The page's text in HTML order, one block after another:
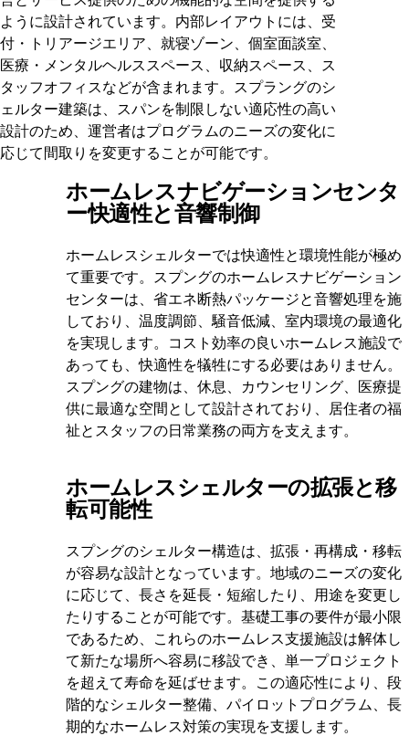
ように設計されています。内部レイアウトには、受
付・トリアージエリア、就寝ゾーン、個室面談室、
医療・メンタルヘルススペース、収納スペース、ス
タッフオフィスなどが含まれます。スプラングのシ
ェルター建築は、スパンを制限しない適応性の高い
設計のため、運営者はプログラムのニーズの変化に
応じて間取りを変更することが可能です。
ホームレスナビゲーションセンタ
ー快適性と音響制御
ホームレスシェルターでは快適性と環境性能が極め
て重要です。スプングのホームレスナビゲーション
センターは、省エネ断熱パッケージと音響処理を施
しており、温度調節、騒音低減、室内環境の最適化
を実現します。コスト効率の良いホームレス施設で
あっても、快適性を犠牲にする必要はありません。
スプングの建物は、休息、カウンセリング、医療提
供に最適な空間として設計されており、居住者の福
祉とスタッフの日常業務の両方を支えます。
ホームレスシェルターの拡張と移
転可能性
スプングのシェルター構造は、拡張・再構成・移転
が容易な設計となっています。地域のニーズの変化
に応じて、長さを延長・短縮したり、用途を変更し
たりすることが可能です。基礎工事の要件が最小限
であるため、これらのホームレス支援施設は解体し
て新たな場所へ容易に移設でき、単一プロジェクト
を超えて寿命を延ばせます。この適応性により、段
階的なシェルター整備、パイロットプログラム、長
期的なホームレス対策の実現を支援します。